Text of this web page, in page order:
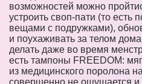
возможностей можно
устроить своп-пати (то есть
вещами с подружками),
и поухаживать за телом
делать даже во время
есть тампоны FREEDOM:
из медицинского поролона
совершенно не ощущается и